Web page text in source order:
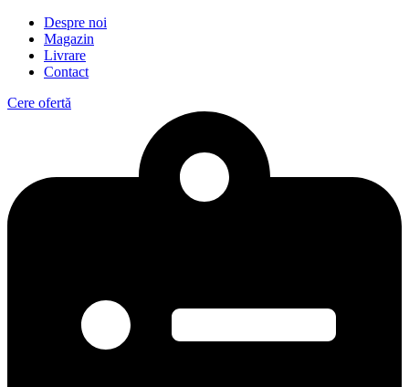
Despre noi
Magazin
Livrare
Contact
Cere ofertă